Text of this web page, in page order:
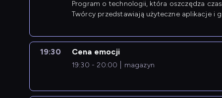
Program o technologii, która oszczędza
Twórcy przedstawiają użyteczne aplikacje i
19:30 Cena emocji
19:30 - 20:00 magazyn